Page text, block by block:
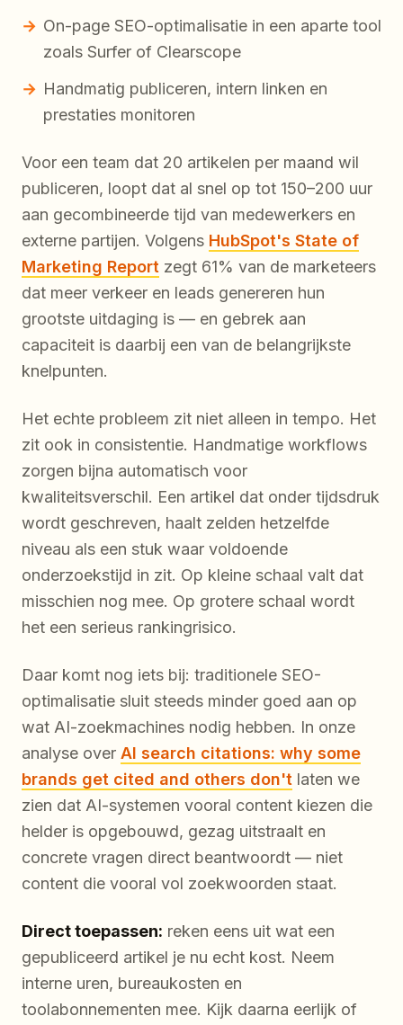
On-page SEO-optimalisatie in een aparte tool
zoals Surfer of Clearscope
Handmatig publiceren, intern linken en
prestaties monitoren
Voor een team dat 20 artikelen per maand wil
publiceren, loopt dat al snel op tot 150–200 uur
aan gecombineerde tijd van medewerkers en
externe partijen. Volgens HubSpot's State of
Marketing Report zegt 61% van de marketeers
dat meer verkeer en leads genereren hun
grootste uitdaging is — en gebrek aan
capaciteit is daarbij een van de belangrijkste
knelpunten.
Het echte probleem zit niet alleen in tempo. Het
zit ook in consistentie. Handmatige workflows
zorgen bijna automatisch voor
kwaliteitsverschil. Een artikel dat onder tijdsdruk
wordt geschreven, haalt zelden hetzelfde
niveau als een stuk waar voldoende
onderzoekstijd in zit. Op kleine schaal valt dat
misschien nog mee. Op grotere schaal wordt
het een serieus rankingrisico.
Daar komt nog iets bij: traditionele SEO-
optimalisatie sluit steeds minder goed aan op
wat AI-zoekmachines nodig hebben. In onze
analyse over AI search citations: why some
brands get cited and others don't laten we
zien dat AI-systemen vooral content kiezen die
helder is opgebouwd, gezag uitstraalt en
concrete vragen direct beantwoordt — niet
content die vooral vol zoekwoorden staat.
Direct toepassen: reken eens uit wat een
gepubliceerd artikel je nu echt kost. Neem
interne uren, bureaukosten en
toolabonnementen mee. Kijk daarna eerlijk of